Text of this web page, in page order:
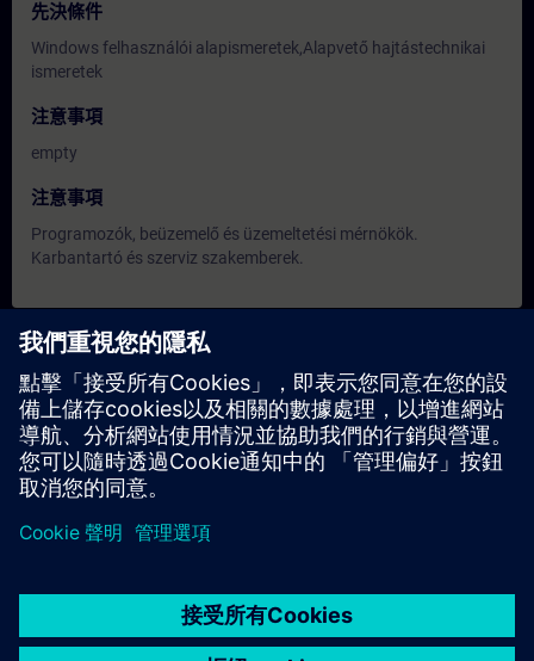
先決條件
Windows felhasználói alapismeretek,Alapvető hajtástechnikai
ismeretek
注意事項
empty
注意事項
Programozók, beüzemelő és üzemeltetési mérnökök.
Karbantartó és szerviz szakemberek.
目前沒有可用活動
請將您的姓名加入課程候補名單，一旦有新的開課日期，我們將
通知您。
啟用通知服務